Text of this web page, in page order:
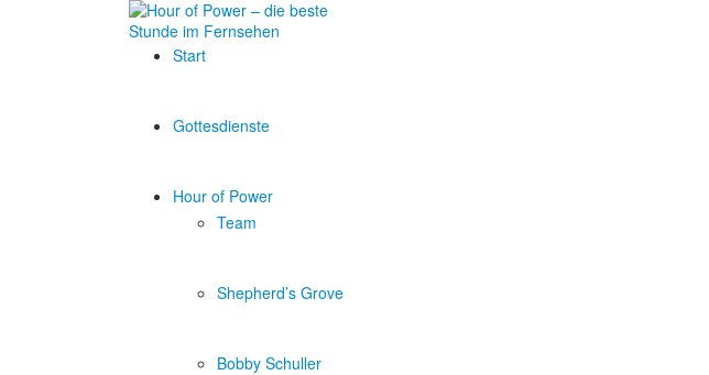
Start
Gottesdienste
Hour of Power
Team
Shepherd’s Grove
Bobby Schuller